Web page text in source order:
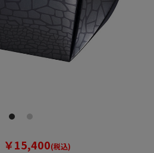
￥15,400(税込)